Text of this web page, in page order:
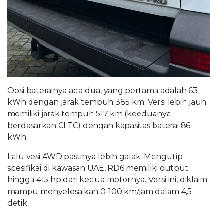
Opsi baterainya ada dua, yang pertama adalah 63
kWh dengan jarak tempuh 385 km. Versi lebih jauh
memiliki jarak tempuh 517 km (keeduanya
berdasarkan CLTC) dengan kapasitas baterai 86
kWh.
Lalu vesi AWD pastinya lebih galak. Mengutip
spesifikai di kawasan UAE, RD6 memiliki output
hingga 415 hp dari kedua motornya. Versi ini, diklaim
mampu menyelesaikan 0-100 km/jam dalam 4,5
detik.